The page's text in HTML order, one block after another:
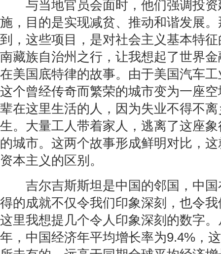
与当地官员会面时，他们强调投资
施，目的是实现减贫、推动和谐发展
到，这些项目，是对社会主义基本特
南藏族自治州之行，让我想起了世界
在美国底特律的故事。由于美国汽车
这个曾经传奇而繁荣的城市变为一座
辈在这里生活的人，因为失业不得不
生。大量工人带着家人，逃离了这座
的城市。这两个故事形成鲜明对比，
资本主义的区别。
吉尔吉斯斯坦是中国的邻国，中国
得的成就不仅令我们印象深刻，也令
这里我想提几个令人印象深刻的数字
年，中国经济年平均增长率为9.4%，